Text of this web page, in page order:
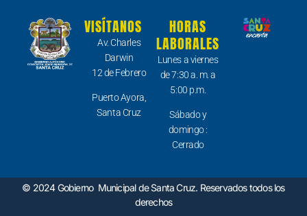
VISÍTANOS
Av. Charles
Darwin
12 de Febrero
Puerto Ayora,
Santa Cruz
HORAS
LABORALES
Lunes a viernes
de 7:30 a. m. a
5:00 p.m.
Sábado y
domingo :
Cerrado
© 2024 Gobierno Municipal de Santa Cruz. Reservados todos los
derechos